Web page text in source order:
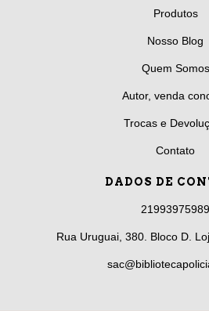
Produtos
Nosso Blog
Quem Somos
Autor, venda
Trocas e
Contato
DADOS DE
21993975989
Rua Uruguai, 380. Bloco D.